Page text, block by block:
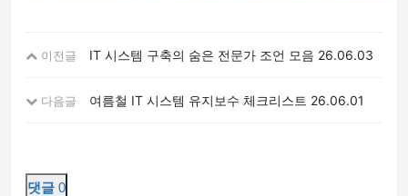
이전글 IT 시스템 구축의 숨은 전문가 조언 모음 26.06.03
다음글 여름철 IT 시스템 유지보수 체크리스트 26.06.01
댓글 0